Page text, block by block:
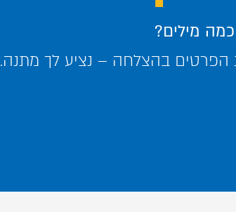
מילים?
בהצלחה – נציע לך מתנה.